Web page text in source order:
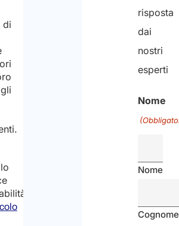
risposta
dai
nostri
esperti
Nome
Nome
Cognome